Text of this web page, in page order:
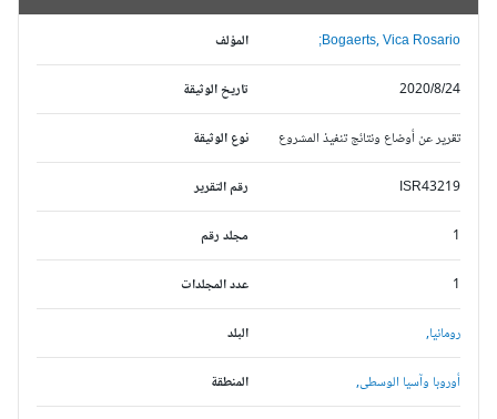
المؤلف Bogaerts, Vica Rosario;
تاريخ الوثيقة 2020/8/24
نوع الوثيقة تقرير عن أوضاع ونتائج تنفيذ المشروع
رقم التقرير ISR43219
مجلد رقم
عدد المجلدات
البلد رومانيا,
المنطقة أوروبا وآسيا الوسطى,